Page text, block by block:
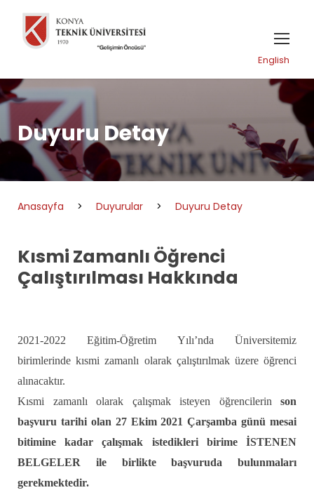
English
Duyuru Detay
Anasayfa > Duyurular > Duyuru Detay
Kısmi Zamanlı Öğrenci
Çalıştırılması Hakkında
2021-2022 Eğitim-Öğretim Yılı’nda Üniversitemiz
birimlerinde kısmi zamanlı olarak çalıştırılmak üzere öğrenci
alınacaktır.
Kısmi zamanlı olarak çalışmak isteyen öğrencilerin son
başvuru tarihi olan 27 Ekim 2021 Çarşamba günü mesai
bitimine kadar çalışmak istedikleri birime İSTENEN
BELGELER ile birlikte başvuruda bulunmaları
gerekmektedir.